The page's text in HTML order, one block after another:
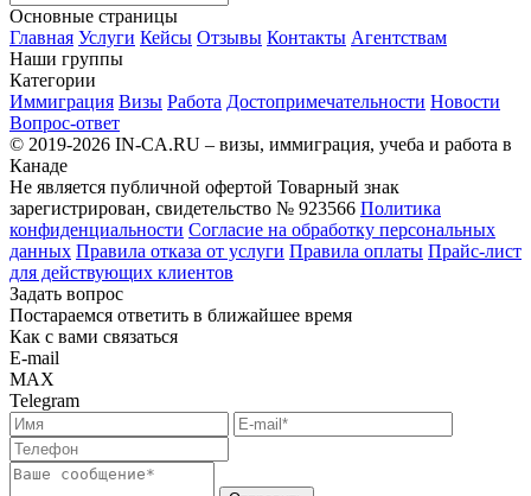
Основные страницы
Главная Услуги Кейсы Отзывы Контакты Агентствам
Наши группы
Категории
Иммиграция Визы Работа Достопримечательности Новости
Вопрос-ответ
© 2019-2026 IN-CA.RU – визы, иммиграция, учеба и работа в
Канаде
Не является публичной офертой Товарный знак
зарегистрирован, свидетельство № 923566 Политика
конфиденциальности Согласие на обработку персональных
данных Правила отказа от услуги Правила оплаты Прайс-лист
для действующих клиентов
Задать вопрос
Постараемся ответить в ближайшее время
Как с вами связаться
E-mail
MAX
Telegram